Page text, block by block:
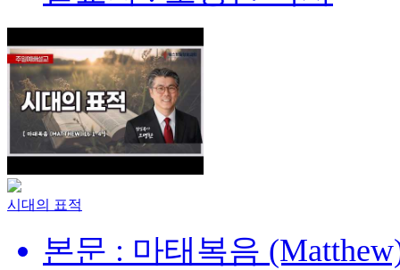
시대의 표적
본문 : 마태복음